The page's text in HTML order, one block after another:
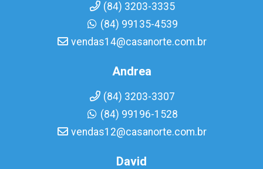
(84) 3203-3335
(84) 99135-4539
vendas14@casanorte.com.br
Andrea
(84) 3203-3307
(84) 99196-1528
vendas12@casanorte.com.br
David